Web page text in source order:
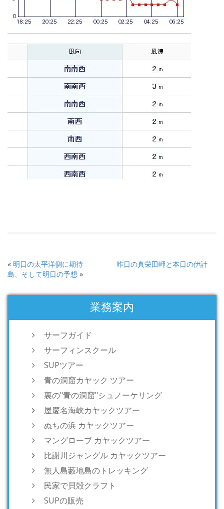
« 明日の太平洋側に期待
昨日の真栄田岬と本日の伊計
島、そして明日の予想 »
業務案内
サーフガイド
サーフィンスクール
SUPツアー
青の洞窟カヤック ツアー
裏の"青の洞窟"シュノーケリング
屋慶名海峡カヤックツアー
ぬちの浜 カヤックツアー
マングローブ カヤックツアー
比謝川ジャングル カヤックツアー
無人島藪地島のトレッキング
民家で貝殻クラフト
SUPの販売